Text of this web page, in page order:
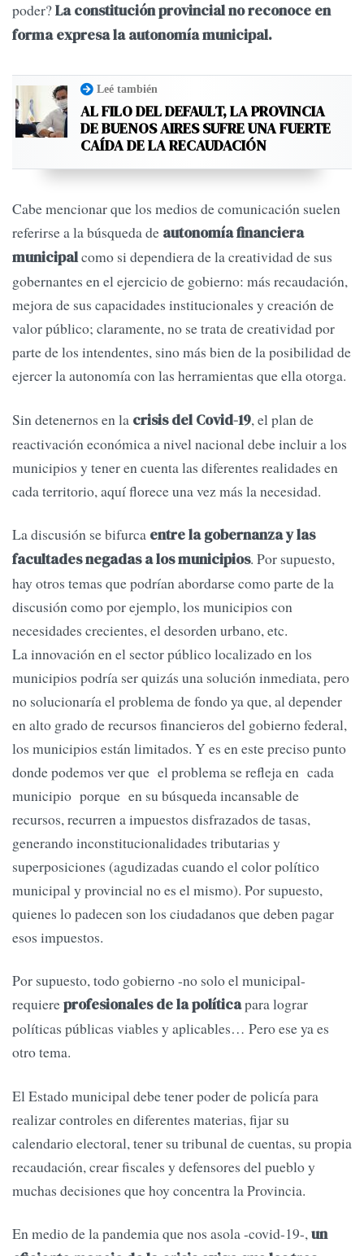
poder?La constitución provincial no reconoce en
forma expresa la autonomía municipal.
Leé también
AL FILO DEL DEFAULT, LA PROVINCIA
DE BUENOS AIRES SUFRE UNA FUERTE
CAÍDA DE LA RECAUDACIÓN
Cabe mencionar que los medios de comunicación suelen
referirse a la búsqueda de autonomíafinanciera
municipalcomo si dependiera de la creatividad de sus
gobernantes en el ejercicio de gobierno: más recaudación,
mejora de sus capacidades institucionales y creación de
valor público; claramente, no se trata de creatividad por
parte de los intendentes, sino más bien de la posibilidad de
ejercer la autonomía con las herramientas que ella otorga.
Sin detenernos en la crisis del Covid-19, el plan de
reactivación económica a nivel nacional debe incluir a los
municipios y tener en cuenta las diferentes realidades en
cada territorio, aquí florece una vez más la necesidad.
La discusión se bifurca entre la gobernanza y las
facultades negadas a los municipios. Por supuesto,
hay otros temas que podrían abordarse como parte de la
discusión como por ejemplo, los municipios con
necesidades crecientes, el desorden urbano, etc.
La innovación en el sector público localizado en los
municipios podría ser quizás una solución inmediata, pero
no solucionaría el problema de fondo ya que, al depender
en alto grado de recursos financieros del gobierno federal,
los municipios están limitados. Y es en este preciso punto
donde podemos ver que el problema se refleja en cada
municipio porque en su búsqueda incansable de
recursos, recurren a impuestos disfrazados de tasas,
generando inconstitucionalidades tributarias y
superposiciones (agudizadas cuando el color político
municipal y provincial no es el mismo). Por supuesto,
quienes lo padecen son los ciudadanos que deben pagar
esos impuestos.
Por supuesto, todo gobierno -no solo el municipal-
requiereprofesionales de la políticapara lograr
políticas públicas viables y aplicables… Pero ese ya es
otro tema.
El Estado municipal debe tener poder de policía para
realizar controles en diferentes materias, fijar su
calendario electoral, tener su tribunal de cuentas, su propia
recaudación, crear fiscales y defensores del pueblo y
muchas decisiones que hoy concentra la Provincia.
En medio de la pandemia que nos asola -covid-19-,un